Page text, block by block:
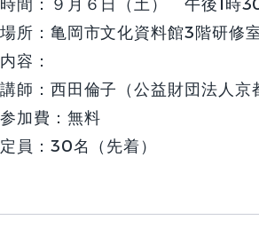
時間： ９月６日（土） 午後1時
場所： 亀岡市文化資料館3階研修
内容：
講師： 西田倫子（公益財団法人京
参加費： 無料
定員： 30名（先着）